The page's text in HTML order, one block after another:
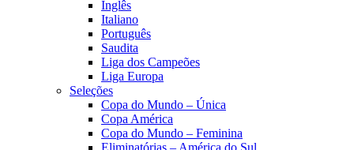
Inglês
Italiano
Português
Saudita
Liga dos Campeões
Liga Europa
Seleções
Copa do Mundo – Única
Copa América
Copa do Mundo – Feminina
Eliminatórias – América do Sul